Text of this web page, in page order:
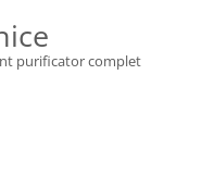
purificator complet